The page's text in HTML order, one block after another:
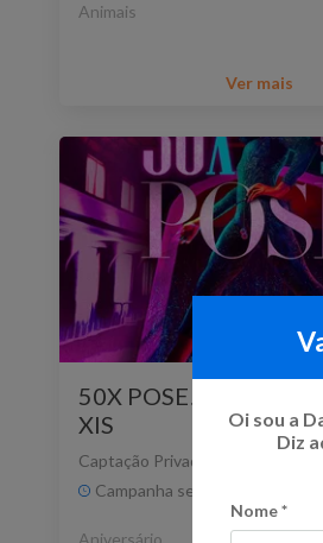
Animais
Ver mais
50X POSE! Festa de 50
XIS
Captação Privada
Campanha sem prazo
Aniversário
Oi sou a
Diz
Nome*